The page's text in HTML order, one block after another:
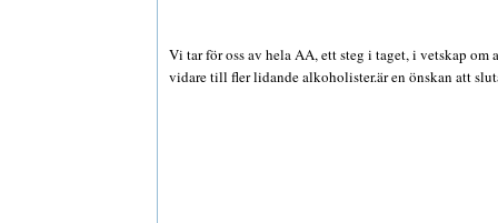
Vi tar för oss av hela AA, ett steg i taget, i vetskap
vidare till fler lidande alkoholister.är en önskan att